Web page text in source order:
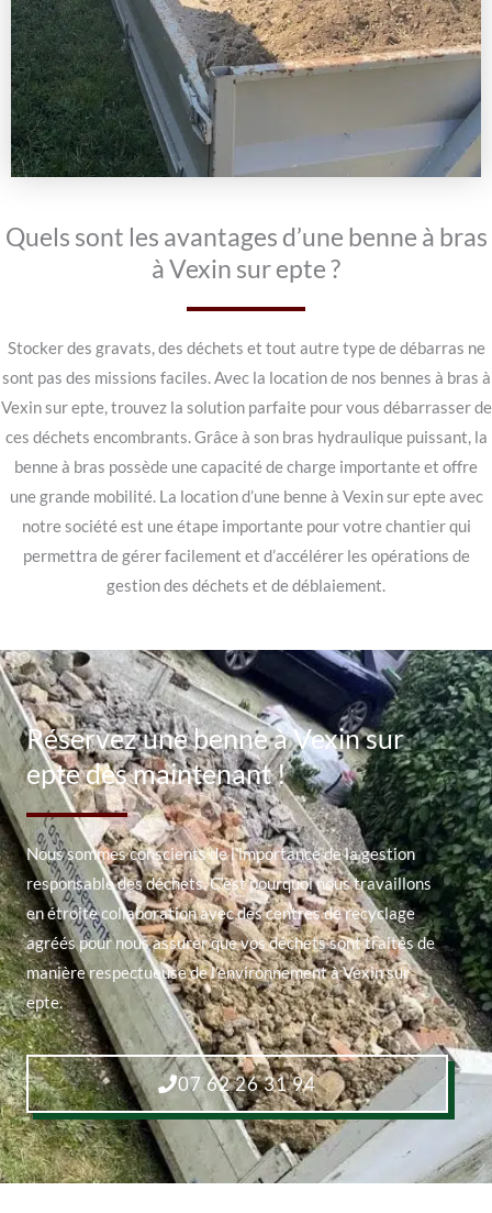
Quels sont les avantages d’une benne à bras
à Vexin sur epte ?
Stocker des gravats, des déchets et tout autre type de débarras ne
sont pas des missions faciles. Avec la location de nos bennes à bras à
Vexin sur epte, trouvez la solution parfaite pour vous débarrasser de
ces déchets encombrants. Grâce à son bras hydraulique puissant, la
benne à bras possède une capacité de charge importante et offre
une grande mobilité. La location d’une benne à Vexin sur epte avec
notre société est une étape importante pour votre chantier qui
permettra de gérer facilement et d’accélérer les opérations de
gestion des déchets et de déblaiement.
Réservez une benne à Vexin sur
epte dès maintenant !
Nous sommes conscients de l’importance de la gestion
responsable des déchets. C’est pourquoi nous travaillons
en étroite collaboration avec des centres de recyclage
agréés pour nous assurer que vos déchets sont traités de
manière respectueuse de l’environnement à Vexin sur
epte.
07 62 26 31 94